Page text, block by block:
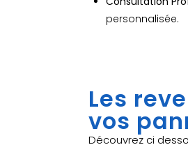
personnalisée.
Les
vos
Découvrez ci